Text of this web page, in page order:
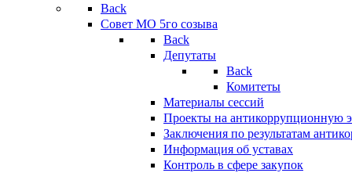
Back
Совет МО 5го созыва
Back
Депутаты
Back
Комитеты
Материалы сессий
Проекты на антикоррупционную
Заключения по результатам
Информация об уставах
Контроль в сфере закупок